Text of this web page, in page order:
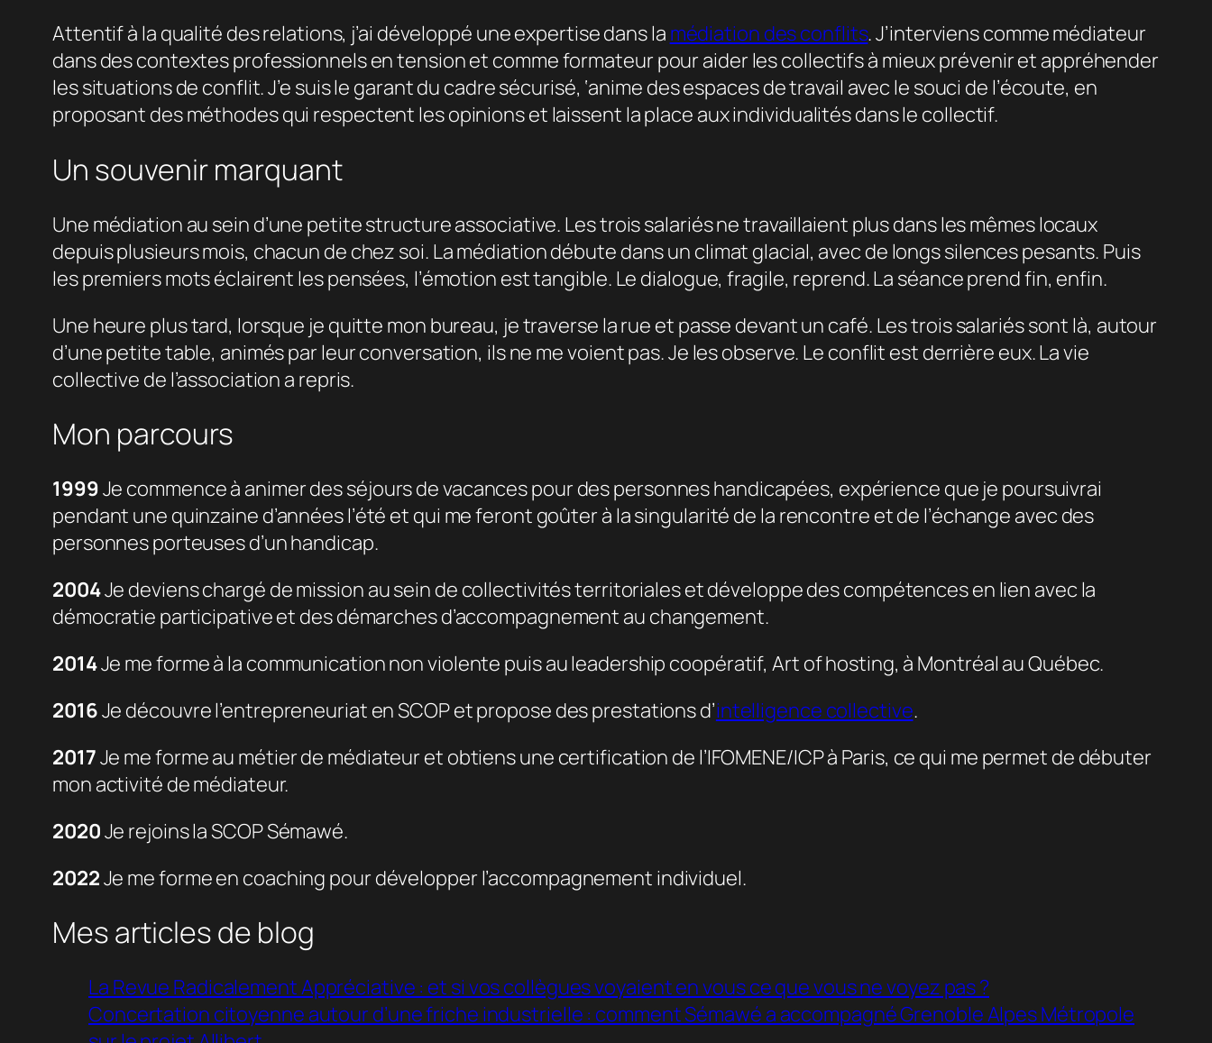
Attentif à la qualité des relations, j’ai développé une expertise dans la médiation des conflits. J’interviens comme médiateur
dans des contextes professionnels en tension et comme formateur pour aider les collectifs à mieux prévenir et appréhender
les situations de conflit. J’e suis le garant du cadre sécurisé, ‘anime des espaces de travail avec le souci de l’écoute, en
proposant des méthodes qui respectent les opinions et laissent la place aux individualités dans le collectif.
Un souvenir marquant
Une médiation au sein d’une petite structure associative. Les trois salariés ne travaillaient plus dans les mêmes locaux
depuis plusieurs mois, chacun de chez soi. La médiation débute dans un climat glacial, avec de longs silences pesants. Puis
les premiers mots éclairent les pensées, l’émotion est tangible. Le dialogue, fragile, reprend. La séance prend fin, enfin.
Une heure plus tard, lorsque je quitte mon bureau, je traverse la rue et passe devant un café. Les trois salariés sont là, autour
d’une petite table, animés par leur conversation, ils ne me voient pas. Je les observe. Le conflit est derrière eux. La vie
collective de l’association a repris.
Mon parcours
1999Je commence à animer des séjours de vacances pour des personnes handicapées, expérience que je poursuivrai
pendant une quinzaine d’années l’été et qui me feront goûter à la singularité de la rencontre et de l’échange avec des
personnes porteuses d’un handicap.
2004Je deviens chargé de mission au sein de collectivités territoriales et développe des compétences en lien avec la
démocratie participative et des démarches d’accompagnement au changement.
2014Je me forme à la communication non violente puis au leadership coopératif, Art of hosting, à Montréal au Québec.
2016Je découvre l’entrepreneuriat en SCOP et propose des prestations d’intelligence collective.
2017Je me forme au métier de médiateur et obtiens une certification de l’IFOMENE/ICP à Paris, ce qui me permet de débuter
mon activité de médiateur.
2020Je rejoins la SCOP Sémawé.
2022Je me forme en coaching pour développer l’accompagnement individuel.
Mes articles de blog
La Revue Radicalement Appréciative : et si vos collègues voyaient en vous ce que vous ne voyez pas ?
Concertation citoyenne autour d’une friche industrielle : comment Sémawé a accompagné Grenoble Alpes Métropole